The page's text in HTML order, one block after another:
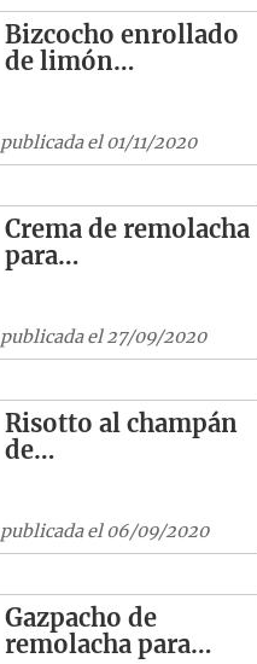
Bizcocho enrollado
de limón…
publicada el 01/11/2020
Crema de remolacha
para…
publicada el 27/09/2020
Risotto al champán
de…
publicada el 06/09/2020
Gazpacho de
remolacha para…